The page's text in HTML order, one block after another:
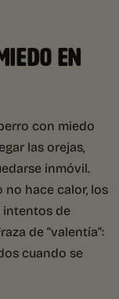
EN
con miedo
las orejas,
inmóvil.
no hace calor, los
intentos de
de “valentía”:
cuando se